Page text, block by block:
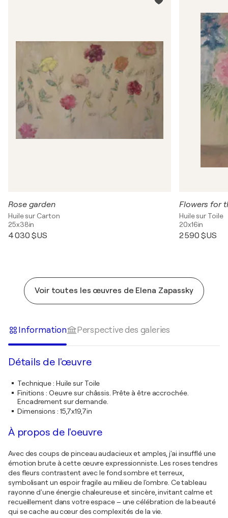
Rose garden
Huile sur Carton
25x38in
4 030 $US
Flowers for
Huile sur Toile
20x16in
2 590 $US
Voir toutes les œuvres de Elena Zapassky
Information Perspective des galeries
Détails de l'œuvre
Technique: Huile sur Toile
Finitions : Oeuvre sur châssis. Prête à être accrochée.
Encadrement sur demande.
Dimensions : 15,7x19,7in
À propos de l'oeuvre
Avec des coups de pinceau audacieux et amples, j'ai insufflé une
émotion brute à cette œuvre expressionniste. Les roses tendres
des fleurs contrastent avec le fond sombre et terreux,
symbolisant un espoir fragile au milieu de l'ombre. Ce tableau
rayonne d'une énergie chaleureuse et sincère, invitant calme et
recueillement dans votre espace – une célébration de la beauté
qui se cache au cœur des complexités de la vie.